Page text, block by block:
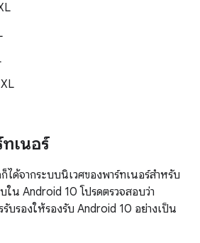
เนอร์
ด้จากระบบนิเวศของพาร์ทเนอร์สําหรับ
น Android 10 โปรดตรวจสอบว่า
บรองให้รองรับ Android 10 อย่างเป็น